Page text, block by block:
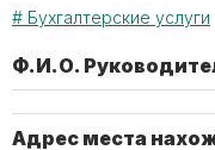
Бухгалтерские услуги
Ф.И.О.
Адрес места